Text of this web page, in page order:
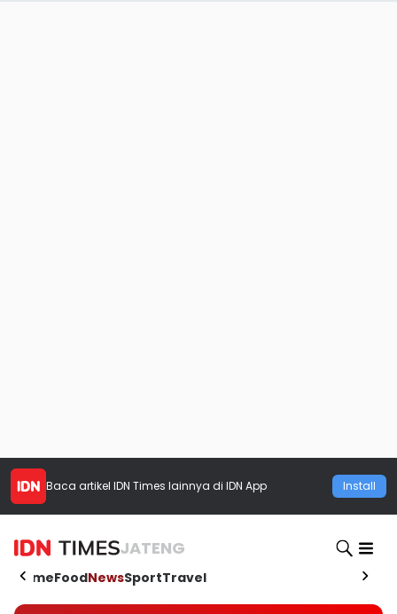
Baca artikel IDN Times lainnya di IDN App Install
JATENG
HomeFoodNewsSportTravel